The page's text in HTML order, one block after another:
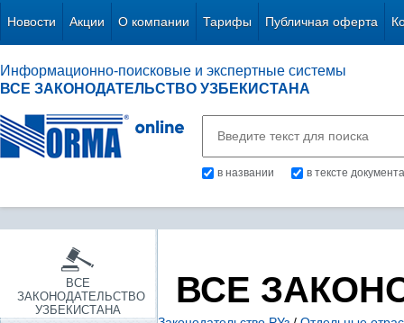
Новости Акции О компании Тарифы Публичная оферта
Информационно-поисковые и экспертные системы
ВСЕ ЗАКОНОДАТЕЛЬСТВО УЗБЕКИСТАНА
в названии в тексте документа
ВСЕ
ЗАКОНОДАТЕЛЬСТВО
УЗБЕКИСТАНА
ВСЕ